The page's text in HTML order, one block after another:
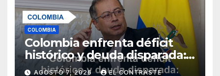
COLOMBIA
Colombia enfrenta déficit
histórico y deuda disparada:
alertas de crisis fiscal para
AGOSTO 7, 2026 EL CONTRASTE